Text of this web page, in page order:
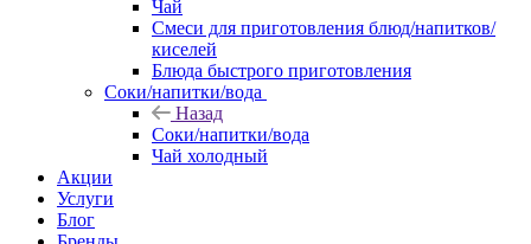
Чай
Смеси для приготовления блюд/напитков/
киселей
Блюда быстрого приготовления
Соки/напитки/вода
Назад
Соки/напитки/вода
Чай холодный
Акции
Услуги
Блог